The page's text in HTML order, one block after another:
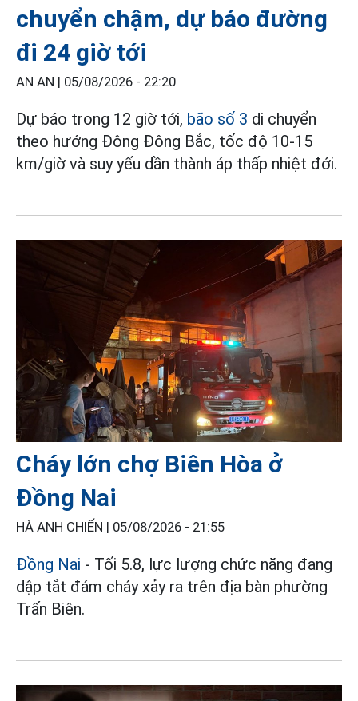
chuyển chậm, dự báo đường
đi 24 giờ tới
AN AN | 05/08/2026 - 22:20
Dự báo trong 12 giờ tới, bão số 3 di chuyển
theo hướng Đông Đông Bắc, tốc độ 10-15
km/giờ và suy yếu dần thành áp thấp nhiệt đới.
Cháy lớn chợ Biên Hòa ở
Đồng Nai
HÀ ANH CHIẾN | 05/08/2026 - 21:55
Đồng Nai - Tối 5.8, lực lượng chức năng đang
dập tắt đám cháy xảy ra trên địa bàn phường
Trấn Biên.